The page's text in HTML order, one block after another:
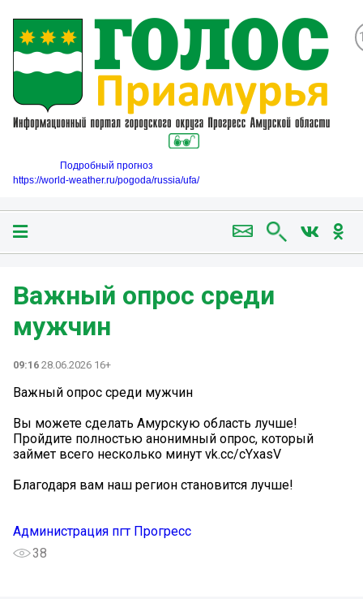
Подробный прогноз
https://world-weather.ru/pogoda/russia/ufa/
Важный опрос среди
мужчин
09:16 28.06.2026 16+
Важный опрос среди мужчин
Вы можете сделать Амурскую область лучше!
Пройдите полностью анонимный опрос, который
займет всего несколько минут vk.cc/cYxasV
Благодаря вам наш регион становится лучше!
Администрация пгт Прогресс
38